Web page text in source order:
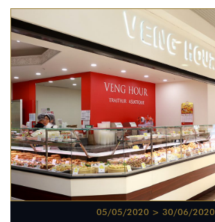
05/05/2020 > 30/06/2020